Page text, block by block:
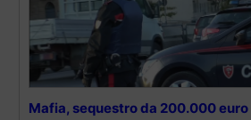
Mafia, sequestro da 200.000